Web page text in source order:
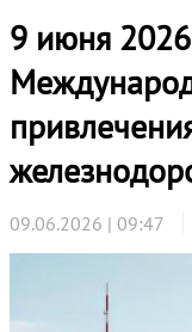
9 июня
09.06.2026 | 09:47